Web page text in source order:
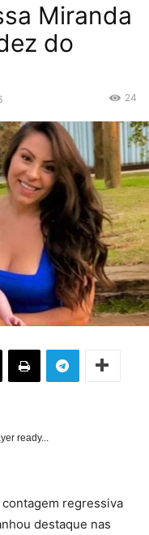
Miranda
do
24
ready...
contagem regressiva
destaque nas